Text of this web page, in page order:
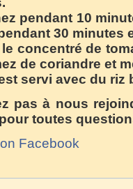
pendant 10
30 minutes
concentré de
de coriandre et
servi avec du riz
pas à nous
toutes
Facebook